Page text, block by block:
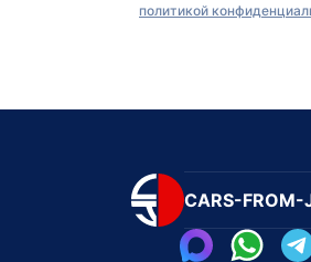
политикой
CARS-FROM-